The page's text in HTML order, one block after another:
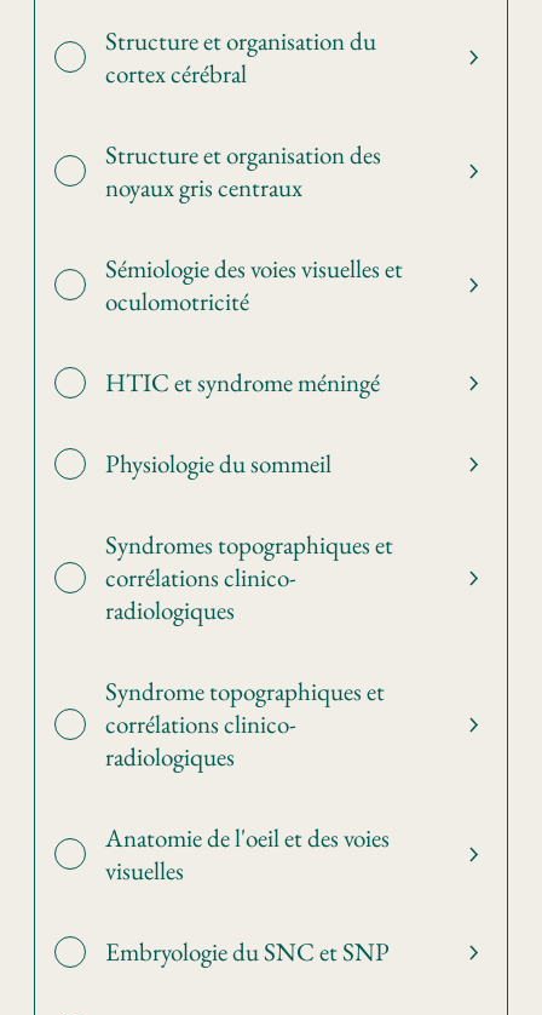
Structure et organisation du
cortex cérébral
Structure et organisation des
noyaux gris centraux
Sémiologie des voies visuelles et
oculomotricité
HTIC et syndrome méningé
Physiologie du sommeil
Syndromes topographiques et
corrélations clinico-
radiologiques
Syndrome topographiques et
corrélations clinico-
radiologiques
Anatomie de l'oeil et des voies
visuelles
Embryologie du SNC et SNP